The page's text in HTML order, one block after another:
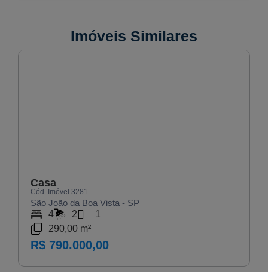
Imóveis Similares
Casa
Cód. Imóvel 3281
São João da Boa Vista - SP
4
2
1
290,00 m²
R$ 790.000,00